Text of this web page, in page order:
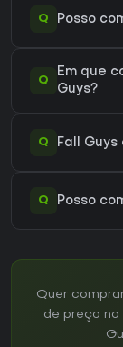
Q Posso
Q
Em que
Guys?
Q Fall Guys
Q Posso
Quer
de preço no